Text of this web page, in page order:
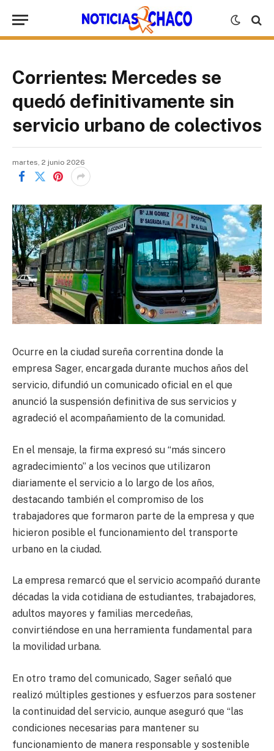
Corrientes: Mercedes se
quedó definitivamente sin
servicio urbano de colectivos
martes, 2 junio 2026
Ocurre en la ciudad sureña correntina donde la
empresa Sager, encargada durante muchos años del
servicio, difundió un comunicado oficial en el que
anunció la suspensión definitiva de sus servicios y
agradeció el acompañamiento de la comunidad.
En el mensaje, la firma expresó su “más sincero
agradecimiento” a los vecinos que utilizaron
diariamente el servicio a lo largo de los años,
destacando también el compromiso de los
trabajadores que formaron parte de la empresa y que
hicieron posible el funcionamiento del transporte
urbano en la ciudad.
La empresa remarcó que el servicio acompañó durante
décadas la vida cotidiana de estudiantes, trabajadores,
adultos mayores y familias mercedeñas,
convirtiéndose en una herramienta fundamental para
la movilidad urbana.
En otro tramo del comunicado, Sager señaló que
realizó múltiples gestiones y esfuerzos para sostener
la continuidad del servicio, aunque aseguró que “las
condiciones necesarias para mantener su
funcionamiento de manera responsable y sostenible